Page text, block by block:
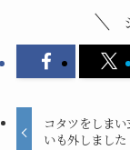
コタツをしま
いも外しました